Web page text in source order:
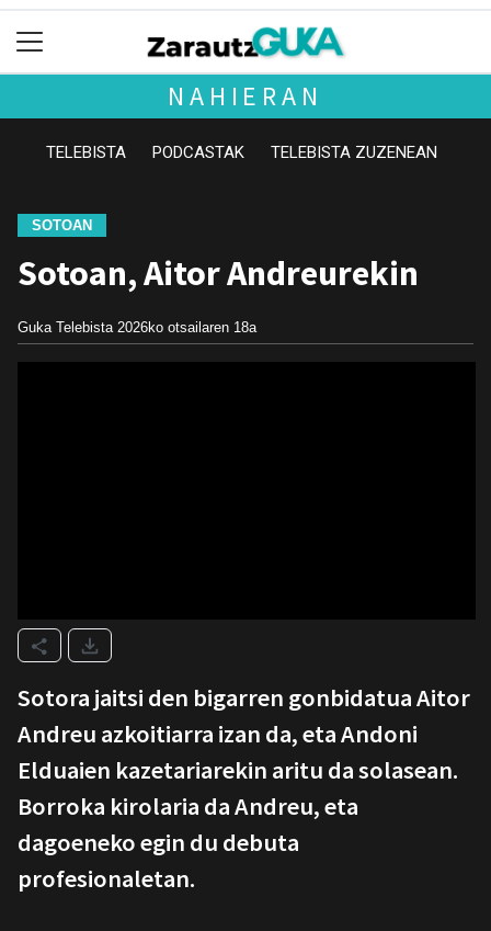
NAHIERAN
TELEBISTA PODCASTAK TELEBISTA ZUZENEAN
SOTOAN
Sotoan, Aitor Andreurekin
Guka Telebista 2026ko otsailaren 18a
Sotora jaitsi den bigarren gonbidatua Aitor
Andreu azkoitiarra izan da, eta Andoni
Elduaien kazetariarekin aritu da solasean.
Borroka kirolaria da Andreu, eta
dagoeneko egin du debuta
profesionaletan.